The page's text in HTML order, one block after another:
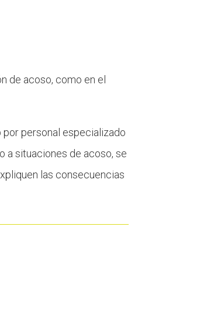
de acoso, como en el
personal especializado
a situaciones de acoso, se
las consecuencias